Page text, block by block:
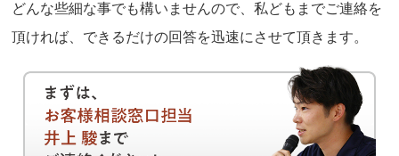
どんな些細な事でも構いませんので、私どもまでご連絡を
頂ければ、できるだけの回答を迅速にさせて頂きます。